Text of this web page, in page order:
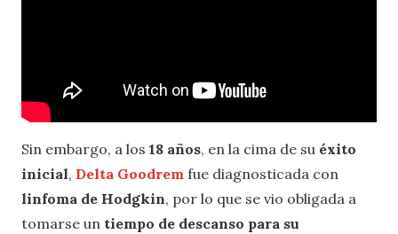
Sin embargo, a los 18 años, en la cima de su éxito
inicial, Delta Goodrem fue diagnosticada con
linfoma de Hodgkin, por lo que se vio obligada a
tomarse un tiempo de descanso para su